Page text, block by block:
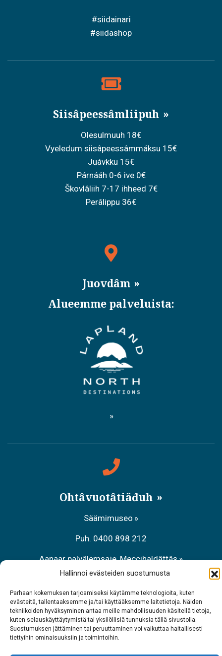
Hallinnoi evästeiden suostumusta
Parhaan kokemuksen tarjoamiseksi käytämme teknologioita, kuten
evästeitä, tallentaaksemme ja/tai käyttääksemme laitetietoja. Näiden
tekniikoiden hyväksyminen antaa meille mahdollisuuden käsitellä tietoja,
kuten selauskäyttäytymistä tai yksilöllisiä tunnuksia tällä sivustolla.
Suostumuksen jättäminen tai peruuttaminen voi vaikuttaa haitallisesti
tiettyihin ominaisuuksiin ja toimintoihin.
#siidainari
#siidashop
Siisâpeessâmliipuh
Olesulmuuh 18€
Vyeledum siisâpeessâmmáksu 15€
Juávkku 15€
Párnááh 0-6 ive 0€
Škovlâliih 7-17 ihheed 7€
Perâlippu 36€
Juovdâm
Alueemme palveluista:
Ohtâvuotâtiäđuh
Säämimuseo
Puh. 0400 898 212
Aanaar palvâlemsaje, Meccihaldâttâs
Raavâdviäsu Sarrit
Puh. 040 700 6485